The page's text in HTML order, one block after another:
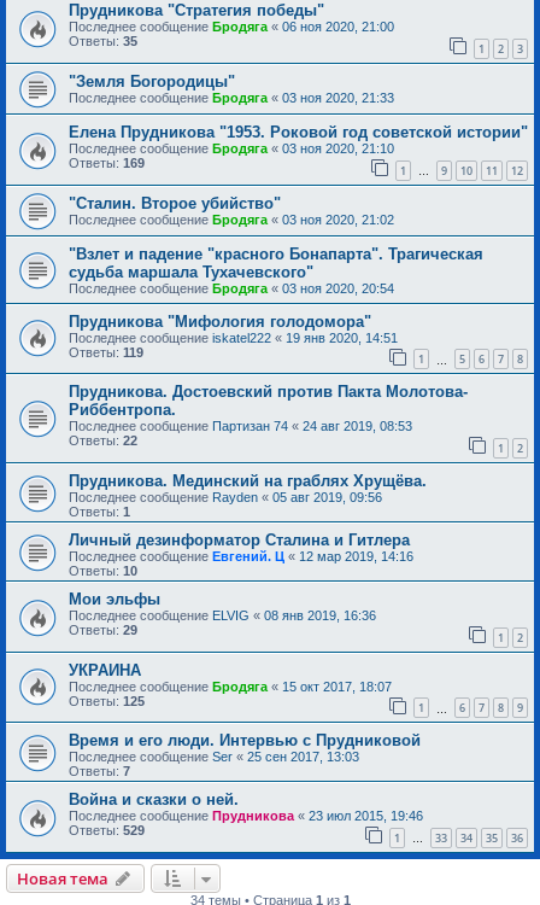
Прудникова "Стратегия победы"
Последнее сообщение Бродяга« 06 ноя 2020, 21:00
Ответы: 35 1 2 3
"Земля Богородицы"
Последнее сообщение Бродяга « 03 ноя 2020, 21:33
Елена Прудникова "1953. Роковой год советской истории"
Последнее сообщение Бродяга « 03 ноя 2020, 21:10
Ответы: 169 1 … 9 10 11 12
"Сталин. Второе убийство"
Последнее сообщение Бродяга « 03 ноя 2020, 21:02
"Взлет и падение "красного Бонапарта". Трагическая
судьба маршала Тухачевского"
Последнее сообщение Бродяга « 03 ноя 2020, 20:54
Прудникова "Мифология голодомора"
Последнее сообщение iskatel222 « 19 янв 2020, 14:51
Ответы: 119 1 5 6 7 8
Прудникова. Достоевский против Пакта Молотова-
Риббентропа.
Последнее сообщение Партизан 74 « 24 авг 2019, 08:53
Ответы: 22 1 2
Прудникова. Мединский на граблях Хрущёва.
Последнее сообщение Rayden « 05 авг 2019, 09:56
Ответы: 1
Личный дезинформатор Сталина и Гитлера
Последнее сообщение Евгений. Ц « 12 мар 2019, 14:16
Ответы: 10
Мои эльфы
Последнее сообщение ELVIG « 08 янв 2019, 16:36
Ответы: 29 1 2
УКРАИНА
Последнее сообщение Бродяга « 15 окт 2017, 18:07
Ответы: 125 1 6 7 8 9
Время и его люди. Интервью с Прудниковой
Последнее сообщение Ser « 25 сен 2017, 13:03
Ответы: 7
Война и сказки о ней.
Последнее сообщение Прудникова « 23 июл 2015, 19:46
Ответы: 529 1 … 33 34 35 36
Новая тема
34 темы • Страница 1 из 1